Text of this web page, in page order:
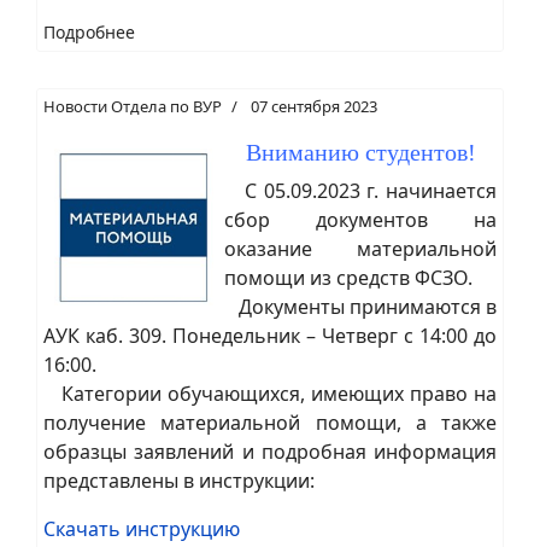
Подробнее
Новости Отдела по ВУР 07 сентября 2023
Вниманию студентов!
С 05.09.2023 г. начинается
сбор документов на
оказание материальной
помощи из средств ФСЗО.
Документы принимаются в
АУК каб. 309. Понедельник – Четверг с 14:00 до
16:00.
Категории обучающихся, имеющих право на
получение материальной помощи, а также
образцы заявлений и подробная информация
представлены в инструкции:
Скачать инструкцию